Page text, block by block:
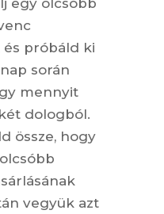
próbáld ki
során
mennyit
dologból.
össze, hogy
vegyük azt